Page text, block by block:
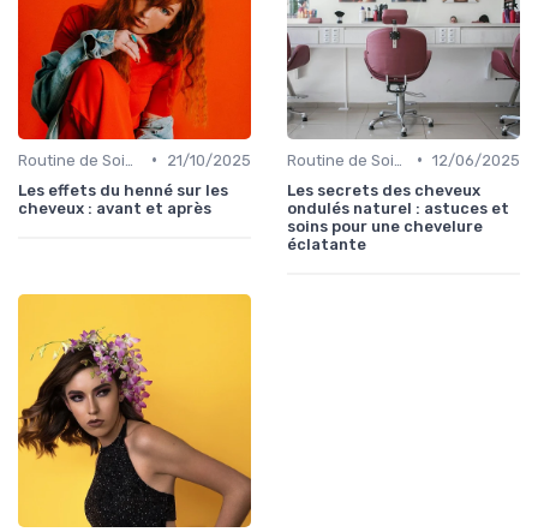
•
21/10/2025
Les effets du henné sur les
cheveux : avant et après
• 12/06/2025
Les secrets des cheveux
ondulés naturel : astuces et
soins pour une chevelure
éclatante